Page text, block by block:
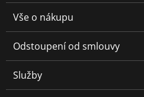
Vše o nákupu
Odstoupení od smlouvy
Služby